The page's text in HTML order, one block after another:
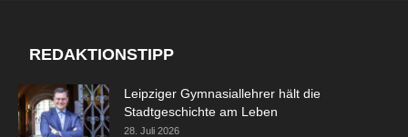
REDAKTIONSTIPP
Leipziger Gymnasiallehrer hält die
Stadtgeschichte am Leben
28. Juli 2026